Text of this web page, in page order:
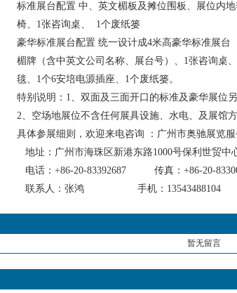
标准展台配置 中、英文楣板及摊位围板、展位内
椅、1张咨询桌、 1个废纸篓
豪华标准展台配置 统一设计成4米高豪华标准展台
楣牌（含中英文公司名称、展台号）、1张咨询桌
毯、1个6安培电源插座、1个废纸篓。
特别说明：1、双面及三面开口的标准及豪华展位另
2、空场地展位不含任何展具设施、水电、及展馆
具体参展细则，欢迎来电咨询
地址：广州市海珠区新港东路1000号保利世贸
电话：+86-20-83392687 传真：+86-20-
联系人：张鸿 手机：13543488104 展
暂无留言